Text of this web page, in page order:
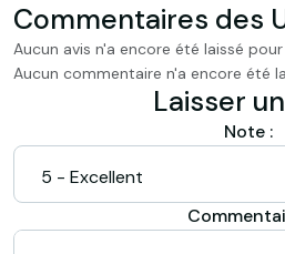
Commentaires des
Aucun avis n'a encore été laissé
Aucun commentaire n'a encore été
Laisser
Note :